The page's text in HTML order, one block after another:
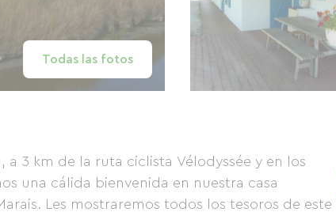
Todas las fotos
3 km de la ruta ciclista Vélodyssée y en los
una cálida bienvenida en nuestra casa
Les mostraremos todos los tesoros de este